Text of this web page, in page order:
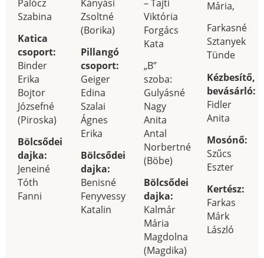
Palócz
Szabina
Katica
csoport:
Binder
Erika
Bojtor
Józsefné
(Piroska)
Bölcsődei
dajka:
Jeneiné
Tóth
Fanni
Kányási
Zsoltné
(Borika)
Pillangó
csoport:
Geiger
Edina
Szalai
Ágnes
Erika
Bölcsődei
dajka:
Benisné
Fenyvessy
Katalin
– Tajti
Viktória
Forgács
Kata
„B”
szoba:
Gulyásné
Nagy
Anita
Antal
Norbertné
(Böbe)
Bölcsődei
dajka:
Kalmár
Mária
Magdolna
(Magdika)
Mária,
Farkasné
Sztanyek
Tünde
Kézbesítő,
bevásárló:
Fidler
Anita
Mosónő:
Szűcs
Eszter
Kertész:
Farkas
Márk
László